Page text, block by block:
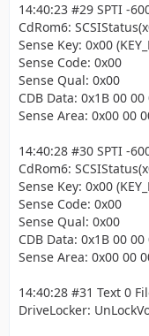
14:40:23 #29 SPTI -
CdRom6:
Sense Key: 0x00
Sense Code: 0x00
Sense Qual: 0x00
CDB Data: 0x1B 00
Sense Area: 0x00 00
14:40:28 #30 SPTI -
CdRom6:
Sense Key: 0x00
Sense Code: 0x00
Sense Qual: 0x00
CDB Data: 0x1B 00
Sense Area: 0x00 00
14:40:28 #31 Text 0
DriveLocker: